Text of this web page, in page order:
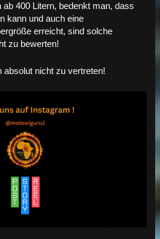
400 Litern, bedenkt man, dass
kann und auch eine
erreicht, sind solche
zu bewerten!
absolut nicht zu vertreten!